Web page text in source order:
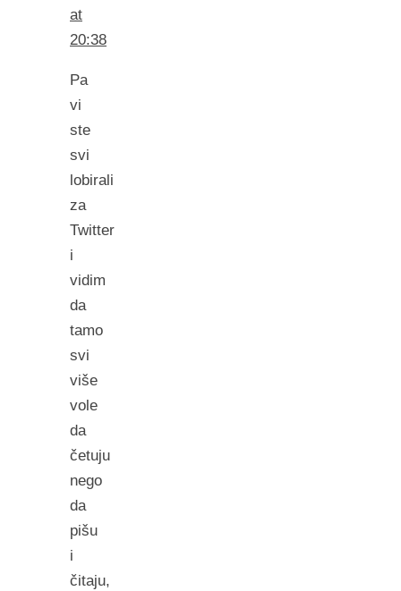
at
20:38
Pa
vi
ste
svi
lobirali
za
Twitter
i
vidim
da
tamo
svi
više
vole
da
četuju
nego
da
pišu
i
čitaju,